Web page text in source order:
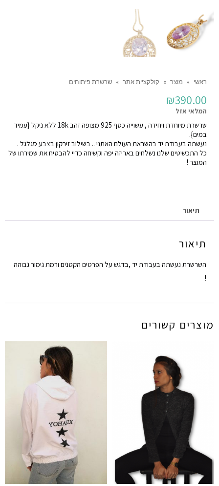
ראשי » מוצר » קולקציית אתר » שרשרת פיתוחים
₪390.00
המלאי אזל
שרשרת מיוחדת ויחידה , עשוייה כסף 925 מצופה זהב 18k ללא ניקל {עמיד
במים}.
נעשתה בעבודת יד בהשראת העולם האתני .. בשילוב זירקון בצבע סגלגל .
כל התכשיטים שלנו נשלחים באריזה יפה וקשיחה כדיי להבטיח את שמירתו של
המוצר !
תיאור
תיאור
השרשרת נעשתה בעבודת יד ,בדגש על הפרטים הקטנים ורמת גימור גבוהה
!
מוצרים קשורים